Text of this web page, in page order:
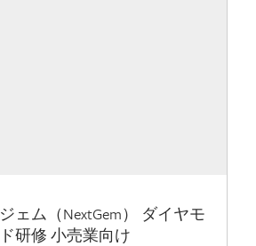
ェム（NextGem） ダイヤモ
研修 小売業向け